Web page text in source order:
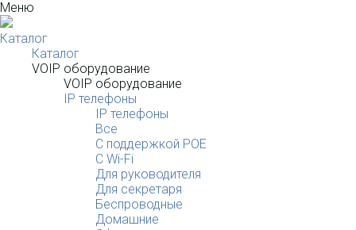
Меню
Каталог
Каталог
VOIP оборудование
VOIP оборудование
IP телефоны
IP телефоны
Все
С поддержкой POE
C Wi-Fi
Для руководителя
Для секретаря
Беспроводные
Домашние